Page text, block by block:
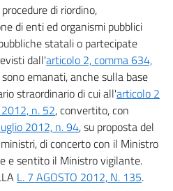
di riordino,
di enti ed organismi pubblici
statali o partecipate
dall'articolo 2, comma 634,
sono emanati, anche sulla base
straordinario di cui all'articolo 2
n. 52, convertito, con
2012, n. 94, su proposta del
di concerto con il Ministro
e sentito il Ministro vigilante.
L. 7 AGOSTO 2012, N. 135.